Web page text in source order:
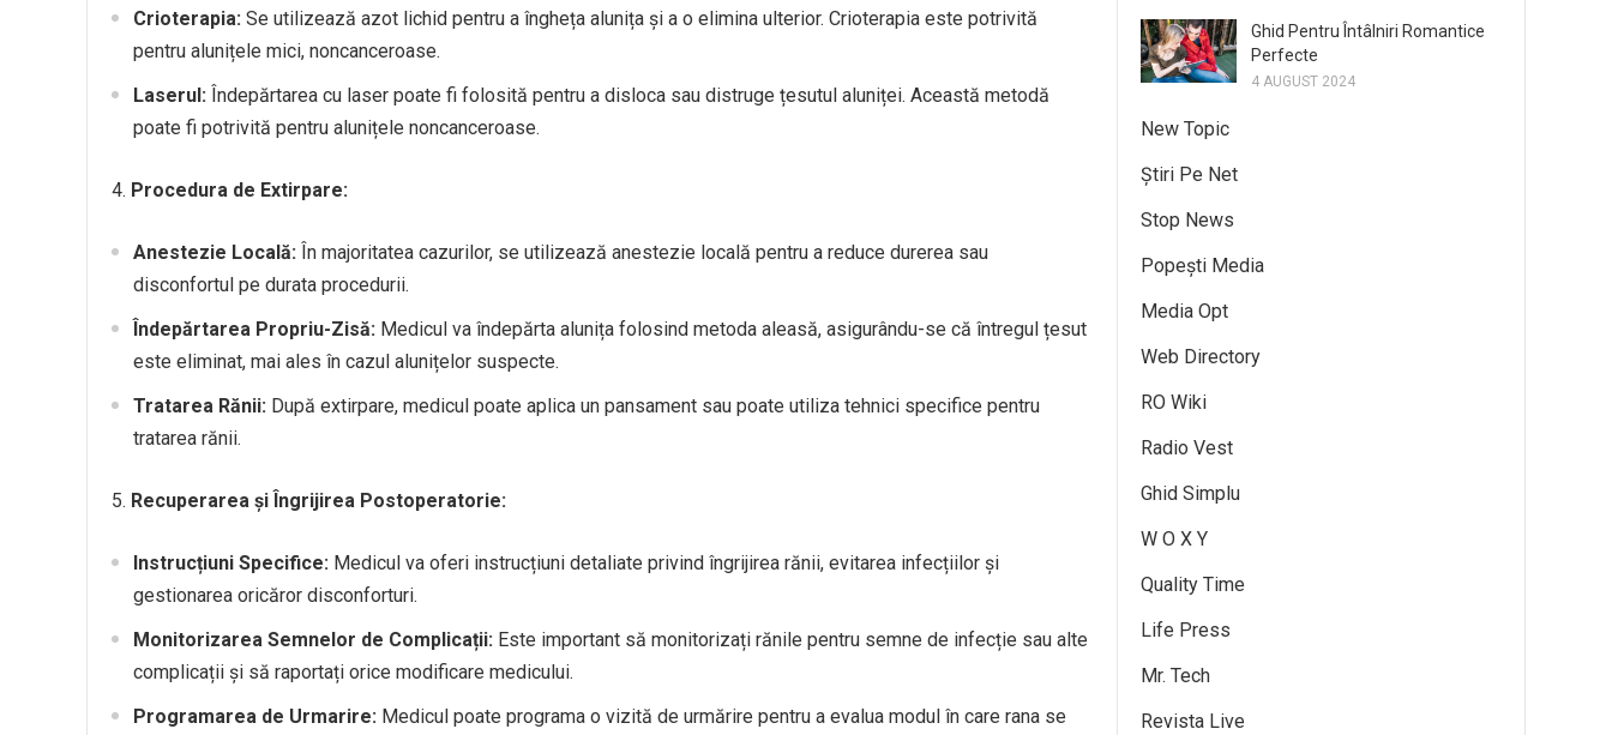
Crioterapia: Se utilizează azot lichid pentru a îngheța alunița și a o elimina ulterior. Crioterapia este potrivită
pentru alunițele mici, noncanceroase.
Laserul: Îndepărtarea cu laser poate fi folosită pentru a disloca sau distruge țesutul aluniței. Această metodă
poate fi potrivită pentru alunițele noncanceroase.
4. Procedura de Extirpare:
Anestezie Locală: În majoritatea cazurilor, se utilizează anestezie locală pentru a reduce durerea sau
disconfortul pe durata procedurii.
Îndepărtarea Propriu-Zisă: Medicul va îndepărta alunița folosind metoda aleasă, asigurându-se că întregul țesut
este eliminat, mai ales în cazul alunițelor suspecte.
Tratarea Rănii: După extirpare, medicul poate aplica un pansament sau poate utiliza tehnici specifice pentru
tratarea rănii.
5. Recuperarea și Îngrijirea Postoperatorie:
Instrucțiuni Specifice: Medicul va oferi instrucțiuni detaliate privind îngrijirea rănii, evitarea infecțiilor și
gestionarea oricăror disconforturi.
Monitorizarea Semnelor de Complicații: Este important să monitorizați rănile pentru semne de infecție sau alte
complicații și să raportați orice modificare medicului.
Programarea de Urmarire: Medicul poate programa o vizită de urmărire pentru a evalua modul în care rana se
Ghid Pentru Întâlniri Romantice
Perfecte
4 AUGUST 2024
New Topic
Știri Pe Net
Stop News
Popești Media
Media Opt
Web Directory
RO Wiki
Radio Vest
Ghid Simplu
W O X Y
Quality Time
Life Press
Mr. Tech
Revista Live